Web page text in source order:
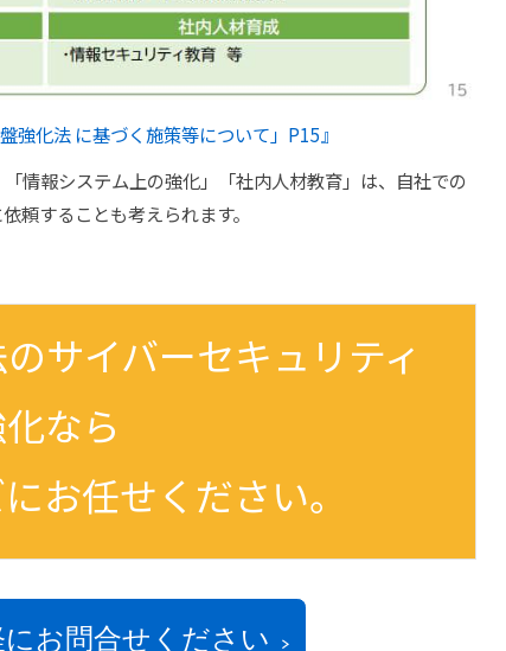
強化法 に基づく施策等について」P15』
情報システム上の強化」「社内人材教育」は、自社での
頼することも考えられます。
サイバーセキュリティ
なら
お任せください。
お問合せください